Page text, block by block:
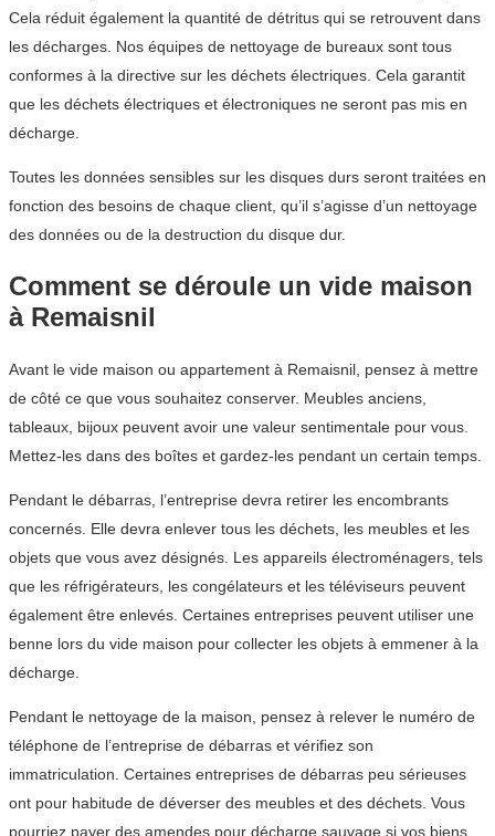
Cela réduit également la quantité de détritus qui se retrouvent dans
les décharges. Nos équipes de nettoyage de bureaux sont tous
conformes à la directive sur les déchets électriques. Cela garantit
que les déchets électriques et électroniques ne seront pas mis en
décharge.
Toutes les données sensibles sur les disques durs seront traitées en
fonction des besoins de chaque client, qu’il s’agisse d’un nettoyage
des données ou de la destruction du disque dur.
Comment se déroule un vide maison
à Remaisnil
Avant le vide maison ou appartement à Remaisnil, pensez à mettre
de côté ce que vous souhaitez conserver. Meubles anciens,
tableaux, bijoux peuvent avoir une valeur sentimentale pour vous.
Mettez-les dans des boîtes et gardez-les pendant un certain temps.
Pendant le débarras, l’entreprise devra retirer les encombrants
concernés. Elle devra enlever tous les déchets, les meubles et les
objets que vous avez désignés. Les appareils électroménagers, tels
que les réfrigérateurs, les congélateurs et les téléviseurs peuvent
également être enlevés. Certaines entreprises peuvent utiliser une
benne lors du vide maison pour collecter les objets à emmener à la
décharge.
Pendant le nettoyage de la maison, pensez à relever le numéro de
téléphone de l’entreprise de débarras et vérifiez son
immatriculation. Certaines entreprises de débarras peu sérieuses
ont pour habitude de déverser des meubles et des déchets. Vous
pourriez payer des amendes pour décharge sauvage si vos biens